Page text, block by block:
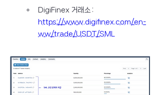
DigiFinex 거래소 :
https://www.digifinex.com/en-
ww/trade/USDT/SML